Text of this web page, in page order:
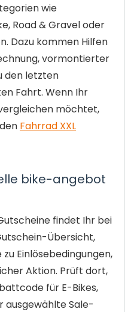
wie
Road & Gravel oder
Dazu kommen Hilfen
vormontierter
den letzten
Fahrt. Wenn Ihr
möchtet,
Fahrrad XXL
bike-angebot
findet Ihr bei
Übersicht,
Einlösebedingungen,
Aktion. Prüft dort,
für E-Bikes,
ausgewählte Sale-